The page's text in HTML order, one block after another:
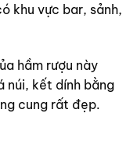
khu vực bar, sảnh,
hầm rượu này
núi, kết dính bằng
cung rất đẹp.